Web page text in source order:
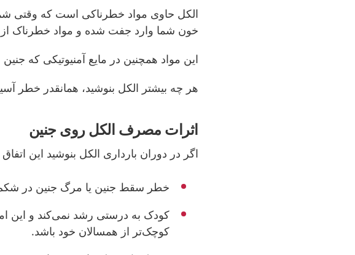
الکل حاوی مواد خطرناکی است که وقتی‌
خون شما وارد جفت شده و مواد خطرناک از
این مواد همچنین در مایع آمنیوتیکی که
هر چه بیشتر الکل بنوشید، همانقدر خطر
اثرات مصرف الکل روی جنین
اگر در دوران بارداری الکل بنوشید این
خطر سقط جنین یا مرگ جنین در شکم
کودک به درستی رشد نمی‌کند و این
کوچک‌تر از همسالان خود باشد.